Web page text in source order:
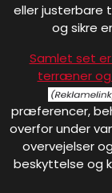
eller justerbare
og sikre
Samlet set
terræner og
præferencer,
overfor under
overvejelser
beskyttelse og